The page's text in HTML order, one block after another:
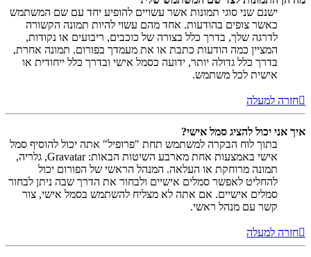
ישנם שני סוגי תמונות אשר עשויים להופיע יחד עם שם המשתמש
כאשר צופים בהודעות. אחד מהם עשוי להיות תמונה הקשורה
לדרגה שלך, בדרך כלל בצורה של כוכבים, ריבועים או נקודות,
המציין כמה הודעות כתבת או את מעמדך בפורום. תמונה אחרת,
בדרך כלל גדולה יותר, ידועה כסמל אישי ובדרך כלל ייחודית או
אישית לכל משתמש.
חזרה למעלה
איך אני יכול להציג סמל אישי?
בתוך לוח הבקרה למשתמש תחת "פרופיל" אתה יכול להוסיף סמל
אישי באמצעות אחת מארבע השיטות הבאות: Gravatar, גלריה,
תמונה מרוחקת או העלאה. המנהל הראשי של הפורום יכול
להחליט לאפשר סמלים אישיים ולבחור את הדרך שבה ניתן לבחור
סמלים אישיים. אם אתה לא מצליח להשתמש בסמל אישי, צור
קשר עם מנהל ראשי.
חזרה למעלה